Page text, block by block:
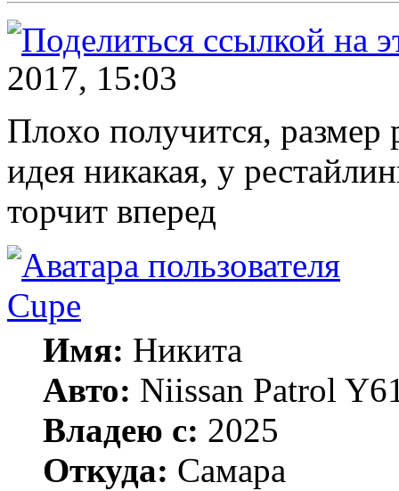
2017, 15:03
Плохо получится, размер
идея никакая, у
торчит вперед
Cupe
Имя: Никита
Авто: Niissan Patrol
Владею с: 2025
Откуда: Самара